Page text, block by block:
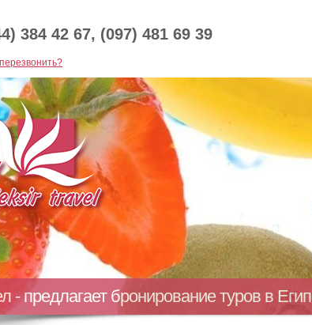
384 42 67, (097) 481 69 39
- предлагает бронирование туров в